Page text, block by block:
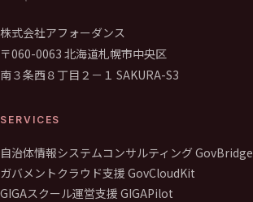
株式会社アフォーダンス
〒060-0063 北海道札幌市中央区
南３条西８丁目２－１ SAKURA-S3
SERVICES
自治体情報システムコンサルティング GovBridge
ガバメントクラウド支援 GovCloudKit
GIGAスクール運営支援 GIGAPilot